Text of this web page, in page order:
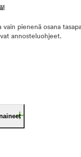
vain pienenä osana
annosteluohjeet.